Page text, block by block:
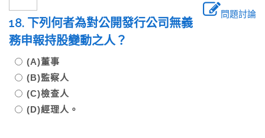
問題討論
18. 下列何者為對公開發行公司無義
務申報持股變動之人？
(A)董事
(B)監察人
(C)檢查人
(D)經理人。